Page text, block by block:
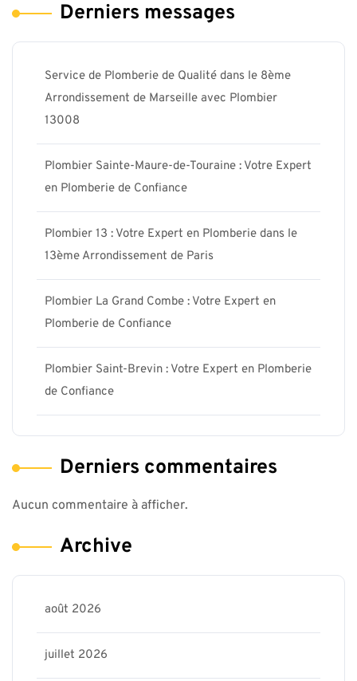
Derniers messages
Service de Plomberie de Qualité dans le 8ème
Arrondissement de Marseille avec Plombier
13008
Plombier Sainte-Maure-de-Touraine : Votre Expert
en Plomberie de Confiance
Plombier 13 : Votre Expert en Plomberie dans le
13ème Arrondissement de Paris
Plombier La Grand Combe : Votre Expert en
Plomberie de Confiance
Plombier Saint-Brevin : Votre Expert en Plomberie
de Confiance
Derniers commentaires
Aucun commentaire à afficher.
Archive
août 2026
juillet 2026